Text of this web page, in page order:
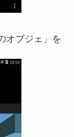
オブジェ」を